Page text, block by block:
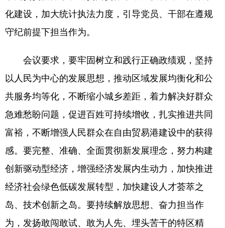
化建设，加大统计执法力度，引导党员、干部在遵规
守纪前提下担当作为。
会议要求，要牢固树立和践行正确政绩观，坚持
以人民为中心的发展思想，推动区域发展均衡化和公
共服务均等化，不断缩小城乡差距，着力解决好群众
急难愁盼问题，促进百姓可持续增收，扎实推进共同
富裕，不断增强人民群众在自由贸易港建设中的获得
感。要完整、准确、全面贯彻新发展理念，努力构建
创新驱动型经济，增强经济发展内生动力，加快推进
经济社会绿色低碳发展转型，加快建设人才荟萃之
岛、技术创新之岛。要持续解放思想、奋力担当作
为，发扬敢闯敢试、敢为人先、埋头苦干的特区精